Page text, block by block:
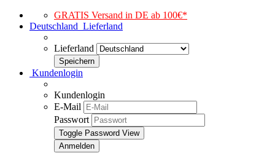
GRATIS Versand in DE ab 100€*
Deutschland Lieferland
Lieferland
Kundenlogin
Kundenlogin
E-Mail
Passwort
Toggle Password View